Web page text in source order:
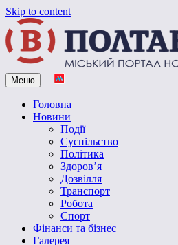
Skip to content
Vpoltave.info
Полтавський портал новин
Меню
Головна
Новини
Події
Суспільство
Політика
Здоров’я
Дозвілля
Транспорт
Робота
Спорт
Фінанси та бізнес
Галерея